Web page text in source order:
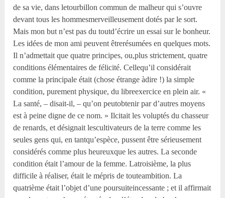
de sa vie, dans letourbillon commun de malheur qui s’ouvre
devant tous les hommesmerveilleusement dotés par le sort.
Mais mon but n’est pas du toutd’écrire un essai sur le bonheur.
Les idées de mon ami peuvent êtrerésumées en quelques mots.
Il n’admettait que quatre principes, ou,plus strictement, quatre
conditions élémentaires de félicité. Cellequ’il considérait
comme la principale était (chose étrange àdire !) la simple
condition, purement physique, du libreexercice en plein air. «
La santé, – disait-il, – qu’on peutobtenir par d’autres moyens
est à peine digne de ce nom. » Ilcitait les voluptés du chasseur
de renards, et désignait lescultivateurs de la terre comme les
seules gens qui, en tantqu’espèce, pussent être sérieusement
considérés comme plus heureuxque les autres. La seconde
condition était l’amour de la femme. Latroisième, la plus
difficile à réaliser, était le mépris de touteambition. La
quatrième était l’objet d’une poursuiteincessante ; et il affirmait